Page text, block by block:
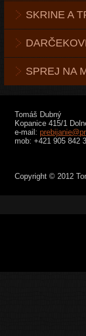
SKRINE A
SPREJ NA
Tomáš Dubný
Kopanice 415/1
e-mail:
mob: +421 905 842
Copyright © 2012